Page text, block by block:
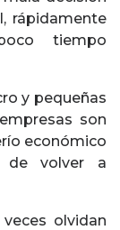
rápidamente
tiempo
y pequeñas
son
económico
de volver a
olvidan